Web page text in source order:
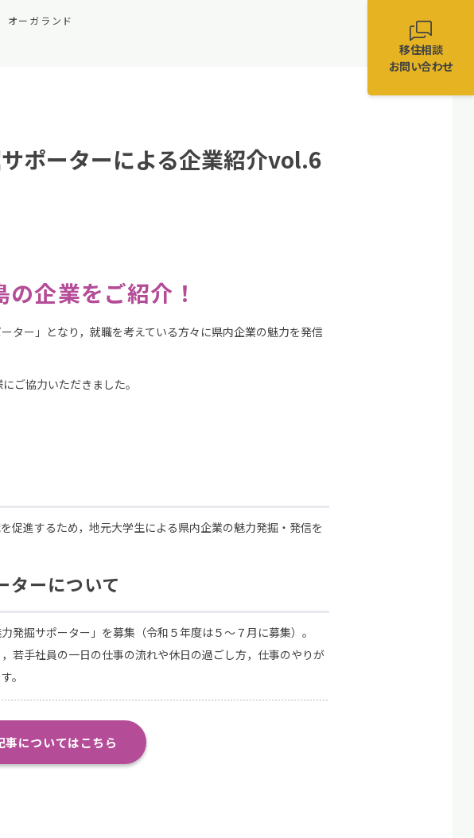
移住相談
お問い合わせ
オーガランド
ポーターによる企業紹介vol.6
企業をご紹介！
ター」となり，就職を考えている方々に県内企業の魅力を発信
ご協力いただきました。
促進するため，地元大学生による県内企業の魅力発掘・発信を
ターについて
発掘サポーター」を募集（令和５年度は５～７月に募集）。
若手社員の一日の仕事の流れや休日の過ごし方，仕事のやりが
。
事についてはこちら